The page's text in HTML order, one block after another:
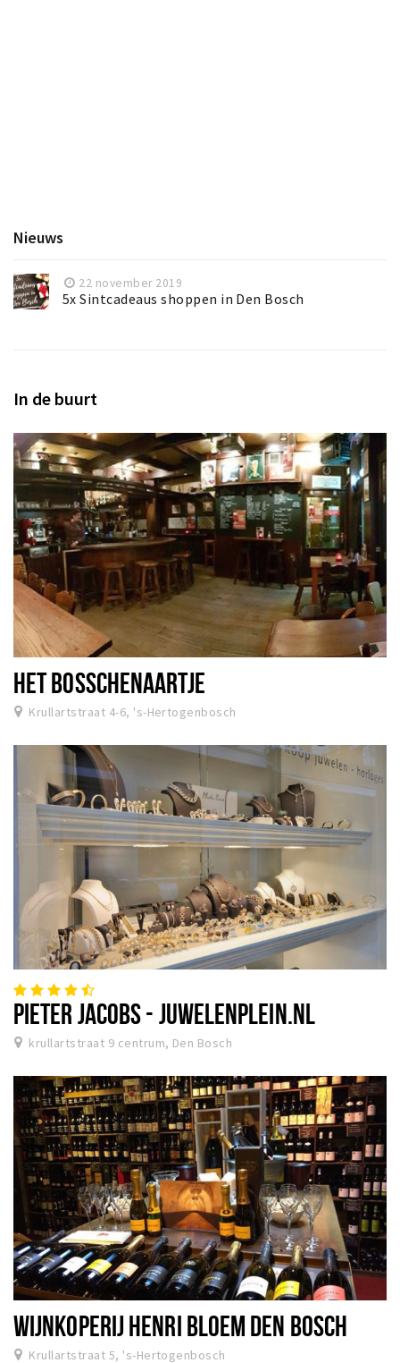
Nieuws
22 november 2019
5x Sintcadeaus shoppen in Den Bosch
In de buurt
HET BOSSCHENAARTJE
Krullartstraat 4-6, 's-Hertogenbosch
PIETER JACOBS - JUWELENPLEIN.NL
krullartstraat 9 centrum, Den Bosch
WIJNKOPERIJ HENRI BLOEM DEN BOSCH
Krullartstraat 5, 's-Hertogenbosch